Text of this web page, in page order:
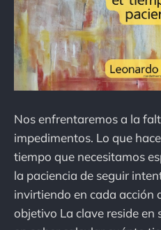
Nos enfrentaremos a la
impedimentos. Lo que
tiempo que necesitamos
la paciencia de seguir
invirtiendo en cada acción
objetivo La clave reside en